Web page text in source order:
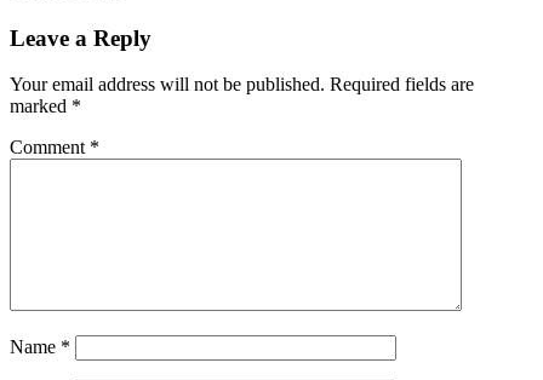
Leave a Reply
Your email address will not be published. Required fields are
marked *
Comment *
Name *